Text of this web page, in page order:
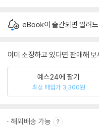
eBook이 출간되면 알려
이미 소장하고 있다면 판매해 보
예스24에 팔기
최상 매입가 3,300원
해외배송 가능